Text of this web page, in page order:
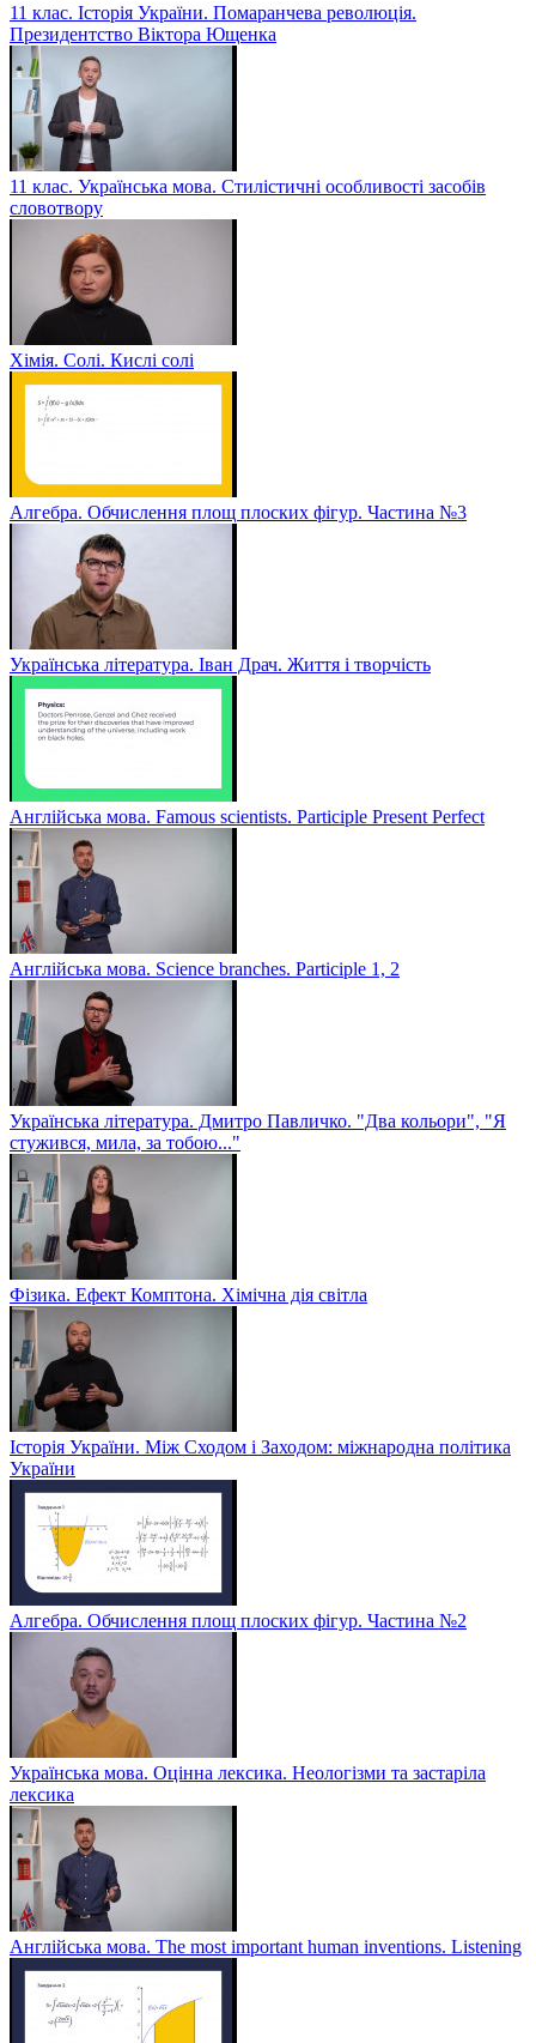
11 клас. Історія України. Помаранчева революція.
Президентство Віктора Ющенка
11 клас. Українська мова. Стилістичні особливості засобів
словотвору
Хімія. Солі. Кислі солі
Алгебра. Обчислення площ плоских фігур. Частина №3
Українська література. Іван Драч. Життя і творчість
Англійська мова. Famous scientists. Participle Present Perfect
Англійська мова. Sсience branches. Participle 1, 2
Українська література. Дмитро Павличко. "Два кольори", "Я
стужився, мила, за тобою..."
Фізика. Ефект Комптона. Хімічна дія світла
Історія України. Між Сходом і Заходом: міжнародна політика
України
Алгебра. Обчислення площ плоских фігур. Частина №2
Українська мова. Оцінна лексика. Неологізми та застаріла
лексика
Англійська мова. The most important human inventions. Listening